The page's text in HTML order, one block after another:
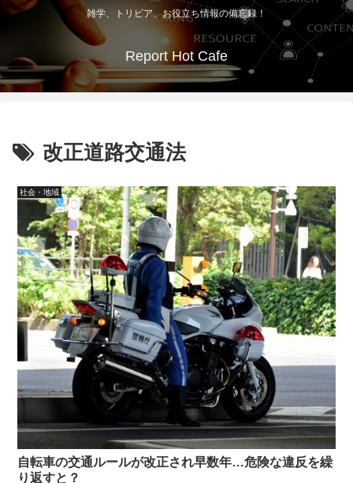
雑学、トリビア、お役立ち情報の備忘録！
Report Hot Cafe
改正道路交通法
社会・地域
自転車の交通ルールが改正され早数年…危険な違反を繰
り返すと？